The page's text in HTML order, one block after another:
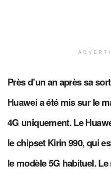
Près d’un an après sa
Huawei a été mis sur le
4G uniquement. Le
le chipset Kirin 990, qui
le modèle 5G habituel.